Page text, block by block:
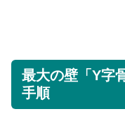
最大の壁「Y字
手順